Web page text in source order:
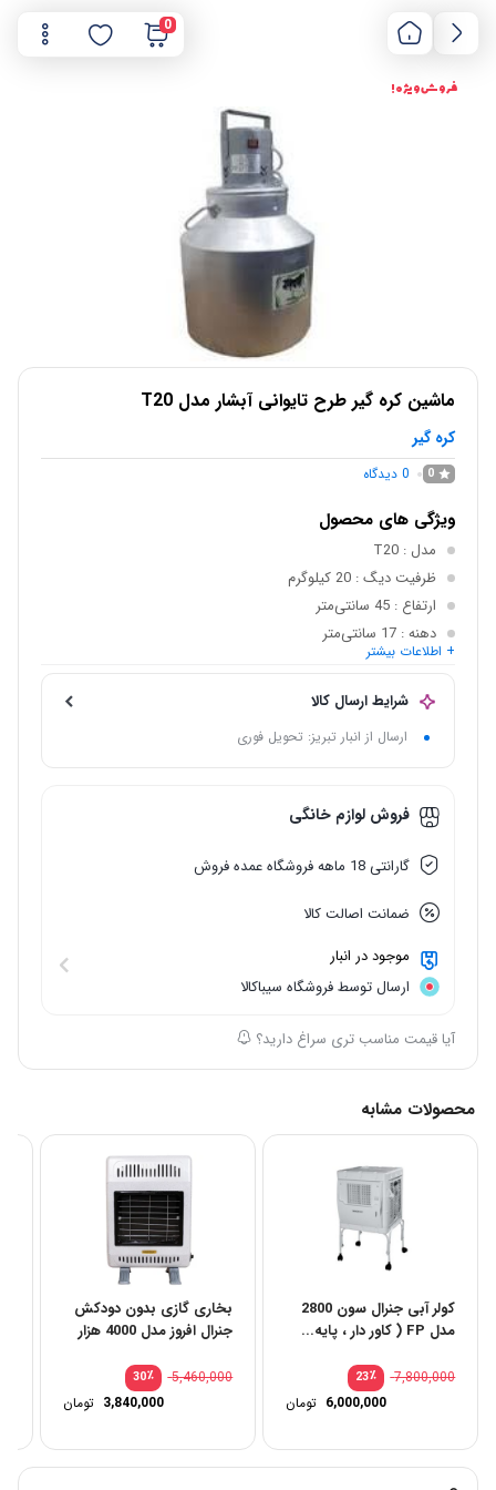
0
فروش ویژه !
ماشین کره‌ گیر طرح تایوانی آبشار مدل T20
کره گیر
0
0 دیدگاه
ویژگی های محصول
مدل : T20
ظرفیت دیگ: 20 کیلوگرم
ارتفاع : 45 سانتی‌متر
دهنه: 17 سانتی‌متر
وزن: 3.5 کیلوگرم
جنس بدنه
: گالوانیزه
+ اطلاعات بیشتر
شرایط ارسال کالا
ارسال از انبار تبریز: تحویل فوری
فروش لوازم خانگی
گارانتی 18 ماهه فروشگاه عمده فروش
ضمانت اصالت کالا
موجود در انبار
ارسال توسط فروشگاه سیباکالا
آیا قیمت مناسب تری سراغ دارید؟
محصولات مشابه
کولر آبی جنرال سون 2800
مدل FP ( کاور دار ، پایه...
٪23
7,800,000
6,000,000 تومان
بخاری گازی بدون دودکش
جنرال افروز مدل 4000 هزار
٪30
5,460,000
3,840,000 تومان